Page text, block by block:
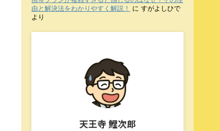
由と解決法をわかりやすく解説！
に すがよしひで
より
天王寺 鯉次郎